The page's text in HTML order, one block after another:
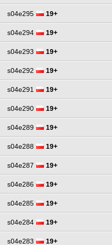
s04e295 19+
s04e294 19+
s04e293 19+
s04e292 19+
s04e291 19+
s04e290 19+
s04e289 19+
s04e288 19+
s04e287 19+
s04e286 19+
s04e285 19+
s04e284 19+
s04e283 19+